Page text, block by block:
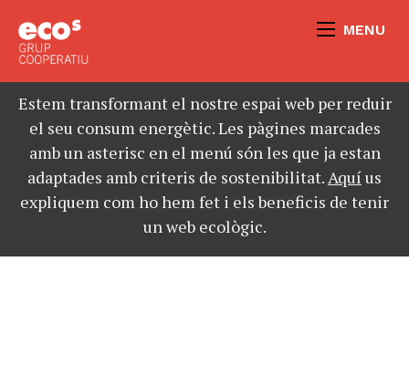
MENU
Estem transformant el nostre espai web per reduir
el seu consum energètic. Les pàgines marcades
amb un asterisc en el menú són les que ja estan
adaptades amb criteris de sostenibilitat.Aquíus
expliquem com ho hem fet i els beneficis de tenir
un web ecològic.